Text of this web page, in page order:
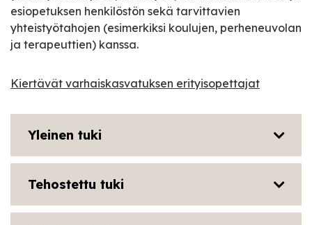
esiopetuksen henkilöstön sekä tarvittavien
yhteistyötahojen (esimerkiksi koulujen, perheneuvolan
ja terapeuttien) kanssa.
Kiertävät varhaiskasvatuksen erityisopettajat
Yleinen tuki
Tehostettu tuki